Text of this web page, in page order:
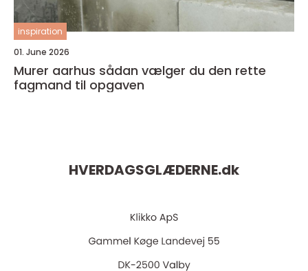
inspiration
01. June 2026
Murer aarhus sådan vælger du den rette
fagmand til opgaven
HVERDAGSGLÆDERNE.dk